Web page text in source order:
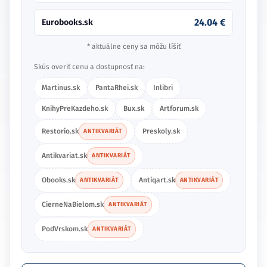
Eurobooks.sk 24.04 €
* aktuálne ceny sa môžu líšiť
Skús overiť cenu a dostupnosť na:
Martinus.sk PantaRhei.sk Inlibri
KnihyPreKazdeho.sk Bux.sk Artforum.sk
Restorio.sk ANTIKVARIÁT Preskoly.sk
Antikvariat.sk ANTIKVARIÁT
Obooks.sk ANTIKVARIÁT Antiqart.sk ANTIKVARIÁT
CierneNaBielom.sk ANTIKVARIÁT
PodVrskom.sk ANTIKVARIÁT